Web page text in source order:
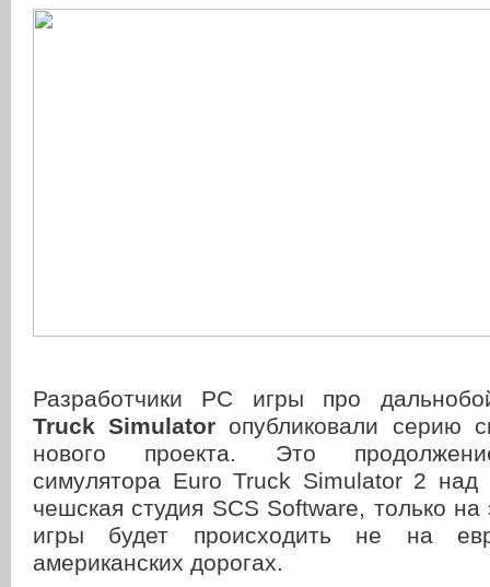
Разработчики PC игры про
Truck Simulator опубликовали серию
нового проекта. Это
симулятора Euro Truck Simulator 2 над
чешская студия SCS Software, только на
игры будет происходить не на
американских дорогах.